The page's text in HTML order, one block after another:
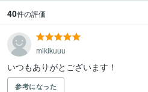
40件の評価
mikikuuu
いつもありがとございます！
参考になった